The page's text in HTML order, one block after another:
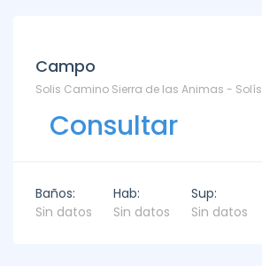
Campo
Solis Camino Sierra de las Animas - Solís
Consultar
Baños:
Sin datos
Hab:
Sin datos
Sup:
Sin datos